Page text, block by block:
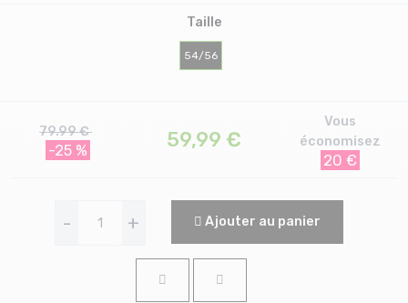
Taille
54/56
79.99 €
-25 % 59,99 €
Vous
économisez
20 €
- + Ajouter au panier